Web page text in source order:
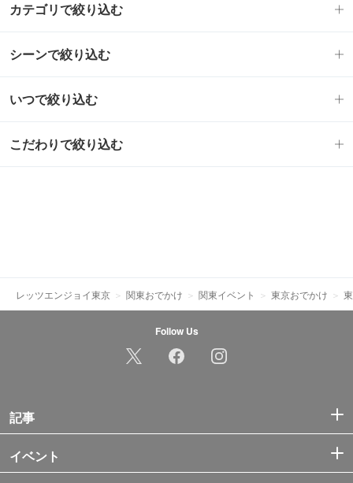
カテゴリで絞り込む
シーンで絞り込む
いつで絞り込む
こだわりで絞り込む
レッツエンジョイ東京 関東おでかけ 関東イベント 東京おでかけ
Follow Us
記事
イベント